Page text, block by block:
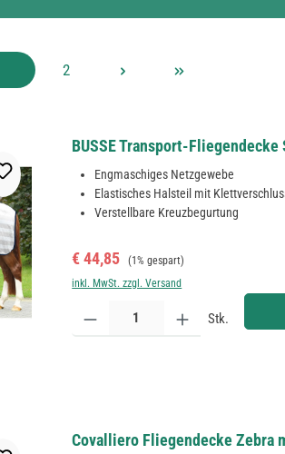
Seite
2
BUSSE Transport-
Engmaschiges Netzgewebe
Elastisches Halsteil mit
Verstellbare Kreuzbegurtung
Verkaufspreis:
€ 44,85 Regulärer Preis:
(1% gespart)
inkl. MwSt. zzgl. Versand
Produkt Anzahl: Gib den gewünschten
Stk.
Covalliero Fliegendecke Zebra